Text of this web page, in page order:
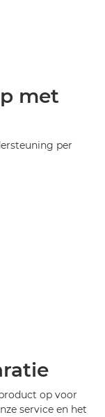
met
per
op voor
service en het